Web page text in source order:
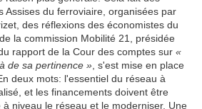
Assises du ferroviaire, organisées par
des réflexions des économistes du
la commission Mobilité 21, présidée
rapport de la Cour des comptes sur «
de sa pertinence » , s'est mise en place
deux mots: l'essentiel du réseau à
et les financements doivent être
niveau le réseau et le moderniser. Une